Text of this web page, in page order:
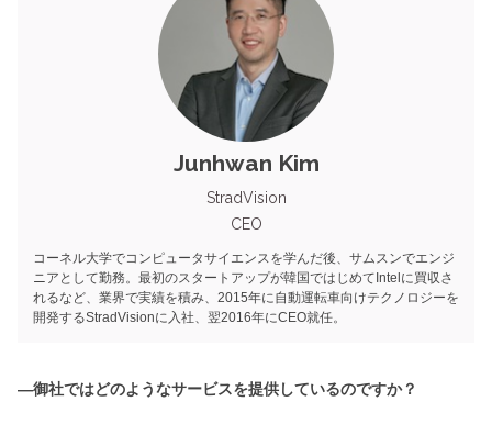
Junhwan Kim
StradVision
CEO
コーネル大学でコンピュータサイエンスを学んだ後、サムスンでエンジ
ニアとして勤務。最初のスタートアップが韓国ではじめてIntelに買収さ
れるなど、業界で実績を積み、2015年に自動運転車向けテクノロジーを
開発するStradVisionに入社、翌2016年にCEO就任。
―御社ではどのようなサービスを提供しているのですか？